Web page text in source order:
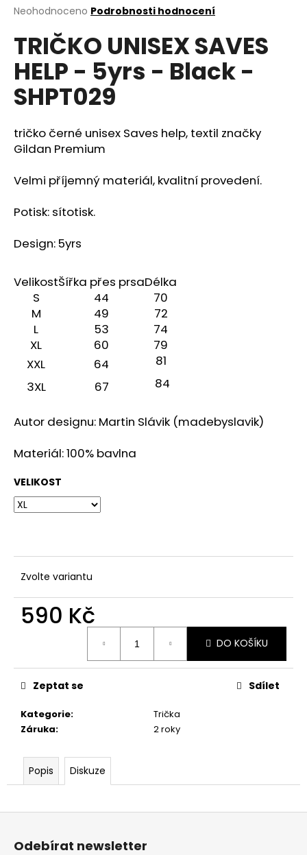
Průměrné
produktu
0,0
5
hvězdiček.
Neohodnoceno Podrobnosti hodnocení
TRIČKO UNISEX SAVES
HELP - 5yrs - Black -
SHPT029
tričko černé unisex Saves help, textil značky
Gildan Premium
Velmi příjemný materiál, kvalitní provedení.
Potisk: sítotisk.
Design: 5yrs
VelikostŠířka přes prsaDélka
S
44
70
M
49
72
L
53
74
XL
60
79
XXL
64
81
3XL
67 84
Autor designu: Martin Slávik (madebyslavik)
Materiál: 100% bavlna
VELIKOST
Zvolte variantu
590 Kč
DO KOŠÍKU
Kategorie:
Trička
Záruka: 2 roky
Zeptat se Sdílet
Popis Diskuze
a
j
í
t
?
D
p
r
m
KŠILTOVKA
SAVES
HELP
ALTERNATIVE
LOGO
-
BLK/BLK
590
Kč
Z
Odebírat newsletter